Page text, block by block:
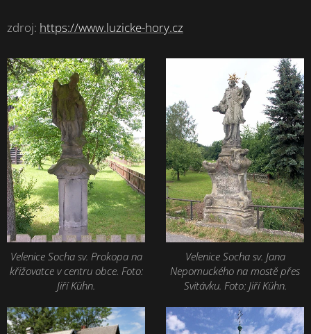
zdroj: https://www.luzicke-hory.cz
Velenice Socha sv. Prokopa na
křižovatce v centru obce. Foto:
Jiří Kühn.
Velenice Socha sv. Jana
Nepomuckého na mostě přes
Svitávku. Foto: Jiří Kühn.